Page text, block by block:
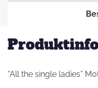
“All the single ladies”